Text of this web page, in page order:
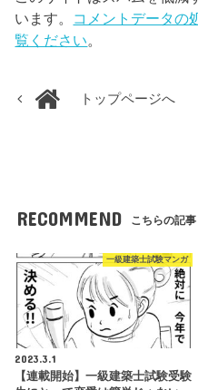
います。 コメントデータの
覧ください。
トップページへ
RECOMMEND こちらの記事
一級建築士試験マンガ
2023.3.1
【連載開始】一級建築士試験受験